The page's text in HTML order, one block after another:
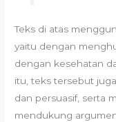
Teks di atas
yaitu dengan
dengan kesehatan
itu, teks tersebut
dan persuasif, serta
mendukung